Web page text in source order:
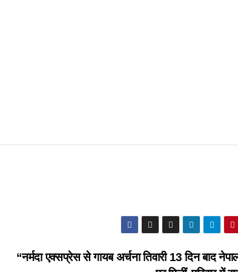
“नर्मदा एक्सप्रेस से गायब अर्चना तिवारी 13 दिन बाद नेपाल